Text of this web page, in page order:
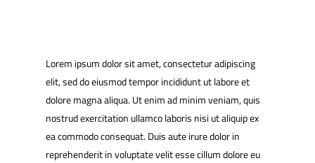
Lorem ipsum dolor sit amet, consectetur adipiscing
elit, sed do eiusmod tempor incididunt ut labore et
dolore magna aliqua. Ut enim ad minim veniam, quis
nostrud exercitation ullamco laboris nisi ut aliquip ex
ea commodo consequat. Duis aute irure dolor in
reprehenderit in voluptate velit esse cillum dolore eu